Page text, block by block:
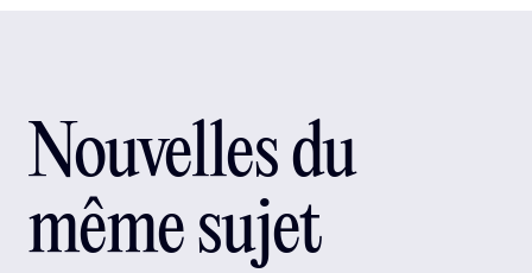
Nouvelles du
même sujet